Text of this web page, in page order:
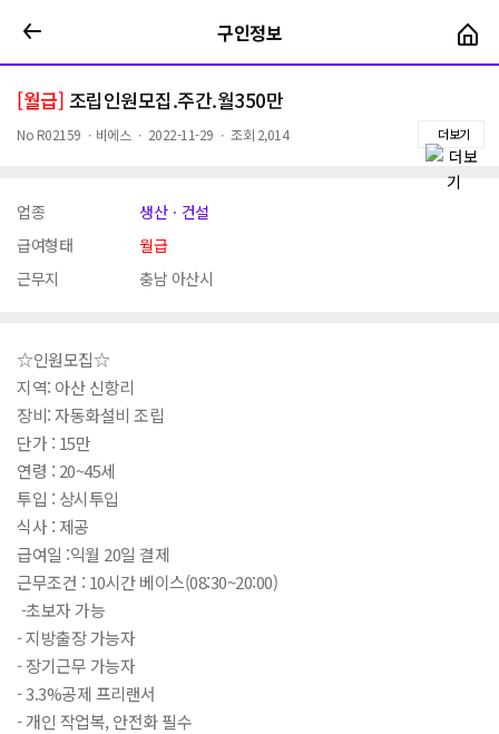
구인정보
[월급] 조립인원모집.주간.월350만
No R02159 ㆍ 비에스 ㆍ 2022-11-29 ㆍ 조회 2,014 더보기
업종
생산ㆍ건설
급여형태
월급
근무지
충남 아산시
☆인원모집☆
지역: 아산 신항리
장비: 자동화설비 조립
단가 : 15만
연령 : 20~45세
투입 : 상시투입
식사 : 제공
급여일 :익월 20일 결제
근무조건 : 10시간 베이스(08:30~20:00)
-초보자 가능
- 지방출장 가능자
- 장기근무 가능자
- 3.3%공제 프리랜서
- 개인 작업복, 안전화 필수
구인정보